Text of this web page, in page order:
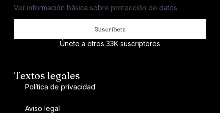
Ver información básica sobre protección de datos
Suscríbete
Únete a otros 33K suscriptores
Textos legales
Política de privacidad
Aviso legal